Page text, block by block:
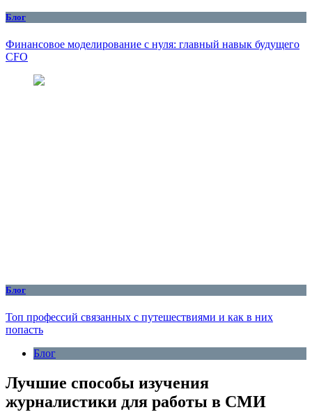
Блог
Финансовое моделирование с нуля: главный навык будущего
CFO
Блог
Топ профессий связанных с путешествиями и как в них
попасть
Блог
Лучшие способы изучения
журналистики для работы в СМИ